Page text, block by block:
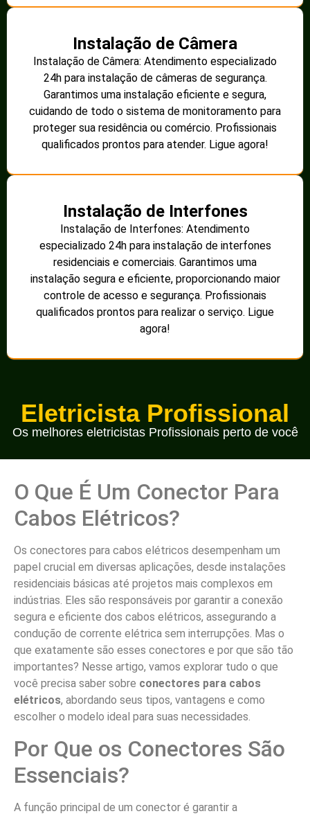
Instalação de Câmera
Instalação de Câmera: Atendimento especializado
24h para instalação de câmeras de segurança.
Garantimos uma instalação eficiente e segura,
cuidando de todo o sistema de monitoramento para
proteger sua residência ou comércio. Profissionais
qualificados prontos para atender. Ligue agora!
Instalação de Interfones
Instalação de Interfones: Atendimento
especializado 24h para instalação de interfones
residenciais e comerciais. Garantimos uma
instalação segura e eficiente, proporcionando maior
controle de acesso e segurança. Profissionais
qualificados prontos para realizar o serviço. Ligue
agora!
Eletricista Profissional
Os melhores eletricistas Profissionais perto de você
O Que É Um Conector Para
Cabos Elétricos?
Os conectores para cabos elétricos desempenham um
papel crucial em diversas aplicações, desde instalações
residenciais básicas até projetos mais complexos em
indústrias. Eles são responsáveis por garantir a conexão
segura e eficiente dos cabos elétricos, assegurando a
condução de corrente elétrica sem interrupções. Mas o
que exatamente são esses conectores e por que são tão
importantes? Nesse artigo, vamos explorar tudo o que
você precisa saber sobre conectores para cabos
elétricos, abordando seus tipos, vantagens e como
escolher o modelo ideal para suas necessidades.
Por Que os Conectores São
Essenciais?
A função principal de um conector é garantir a